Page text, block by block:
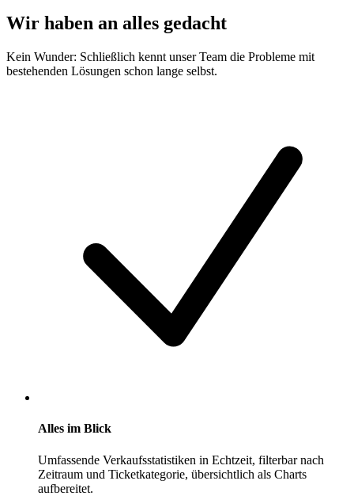
Wir haben an alles gedacht
Kein Wunder: Schließlich kennt unser Team die Probleme mit
bestehenden Lösungen schon lange selbst.
Alles im Blick
Umfassende Verkaufsstatistiken in Echtzeit, filterbar nach
Zeitraum und Ticketkategorie, übersichtlich als Charts
aufbereitet.